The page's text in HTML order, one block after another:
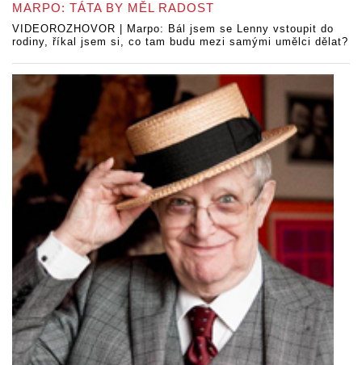
MARPO: TÁTA BY MĚL RADOST
VIDEOROZHOVOR | Marpo: Bál jsem se Lenny vstoupit do
rodiny, říkal jsem si, co tam budu mezi samými umělci dělat?